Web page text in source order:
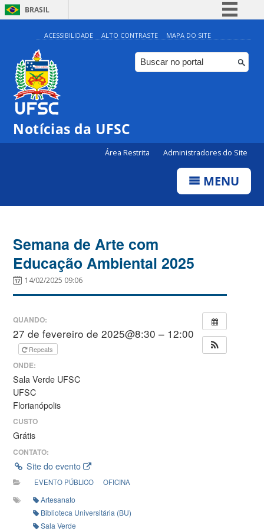
BRASIL
Simplifique!
Comunica BR
Participe
ACESSIBILIDADE ALTO CONTRASTE MAPA DO SITE
Notícias da UFSC
Área Restrita Administradores do Site
MENU
Semana de Arte com
Educação Ambiental 2025
14/02/2025 09:06
QUANDO:
27 de fevereiro de 2025@8:30 – 12:00
Repeats
ONDE:
Sala Verde UFSC
UFSC
Florianópolis
CUSTO
Grátis
CONTATO:
Site do evento
EVENTO PÚBLICO OFICINA
Artesanato
Biblioteca Universitária (BU)
Sala Verde